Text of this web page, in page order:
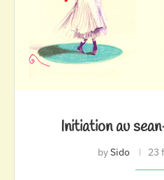
Initiation au
bySido 23